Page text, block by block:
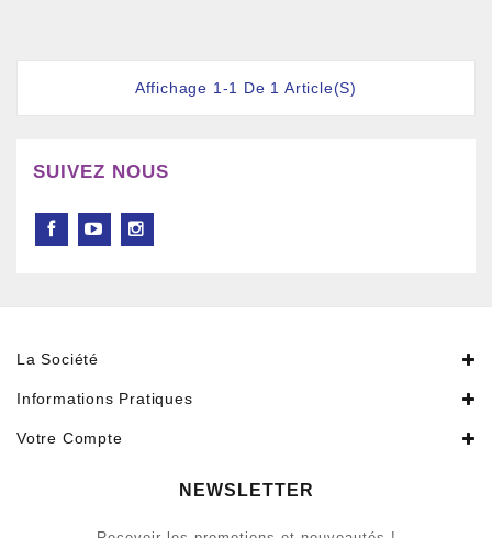
Affichage 1-1 De 1 Article(s)
SUIVEZ NOUS
La Société
Informations Pratiques
Votre Compte
NEWSLETTER